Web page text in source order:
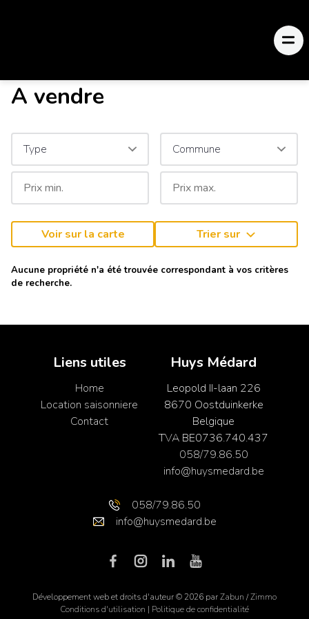
A vendre
Type Commune
Voir sur la carte Trier sur
Aucune propriété n'a été trouvée correspondant à vos critères
de recherche.
Liens utiles
Home
Location saisonniere
Contact
Huys Médard
Leopold II-laan 226
8670 Oostduinkerke
Belgique
TVA BE0736.740.437
058/79.86.50
info@huysmedard.be
058/79.86.50
info@huysmedard.be
Développement web et droits d'auteur © 2026 parZabun /Zimmo
Conditions d'utilisation | Politique de confidentialité